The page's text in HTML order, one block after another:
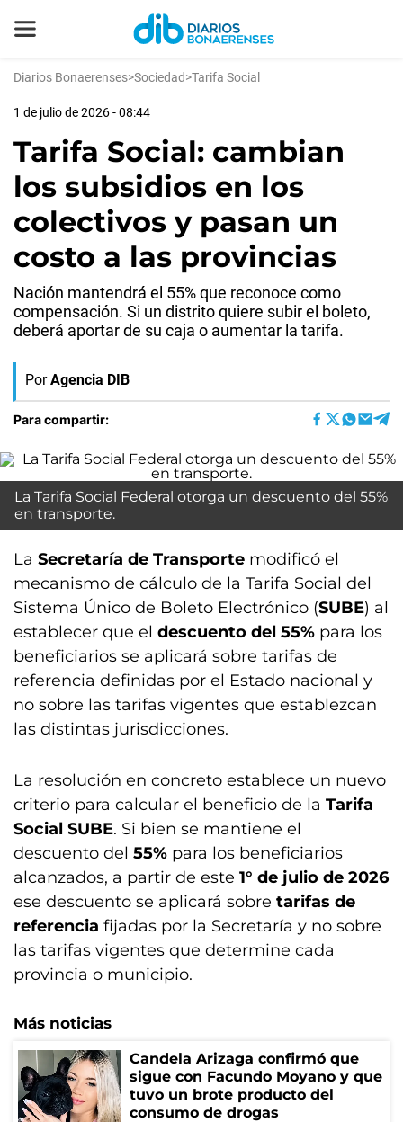
Diarios Bonaerenses>Sociedad>Tarifa Social
1 de julio de 2026 - 08:44
Tarifa Social: cambian
los subsidios en los
colectivos y pasan un
costo a las provincias
Nación mantendrá el 55% que reconoce como
compensación. Si un distrito quiere subir el boleto,
deberá aportar de su caja o aumentar la tarifa.
Por Agencia DIB
Para compartir:
La Tarifa Social Federal otorga un descuento del 55%
en transporte.
La Secretaría de Transporte modificó el
mecanismo de cálculo de la Tarifa Social del
Sistema Único de Boleto Electrónico (SUBE) al
establecer que el descuento del 55% para los
beneficiarios se aplicará sobre tarifas de
referencia definidas por el Estado nacional y
no sobre las tarifas vigentes que establezcan
las distintas jurisdicciones.
La resolución en concreto establece un nuevo
criterio para calcular el beneficio de la Tarifa
Social SUBE. Si bien se mantiene el
descuento del 55% para los beneficiarios
alcanzados, a partir de este 1° de julio de 2026
ese descuento se aplicará sobre tarifas de
referencia fijadas por la Secretaría y no sobre
las tarifas vigentes que determine cada
provincia o municipio.
Más noticias
Candela Arizaga confirmó que
sigue con Facundo Moyano y que
tuvo un brote producto del
consumo de drogas